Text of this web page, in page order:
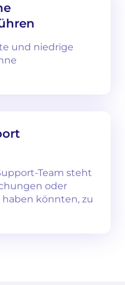
und niedrige
Team steht
oder
haben könnten, zu